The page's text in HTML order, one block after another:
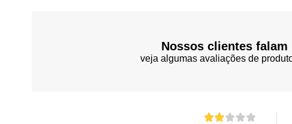
Nossos clientes falam
veja algumas avaliações de